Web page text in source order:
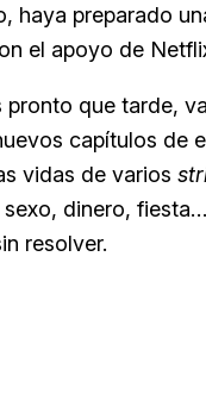
haya preparado
el apoyo de
pronto que tarde,
capítulos de
vidas de varios
dinero,
resolver.